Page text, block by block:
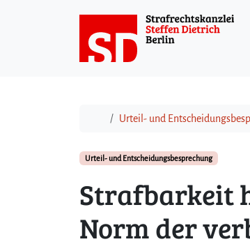
StartUrteil- und
Urteil- und Entscheidungsbesprechung
Strafbarkeit
Norm der